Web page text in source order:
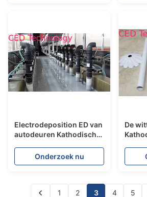
Electrodeposition ED van
autodeuren Kathodische
Antiinkrimping
Onderzoek nu
De
1 2 3 4 5